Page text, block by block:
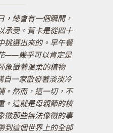
，總會有一個瞬間，
承受。賀卡是從四十
挑選出來的。早午餐
——幾乎可以肯定是
象徵著溫柔的植物
一家散發著淡淡冷
。然而，這一切，不
。這就是母親節的核
徵那些無法像徵的事
到這個世界上的全部